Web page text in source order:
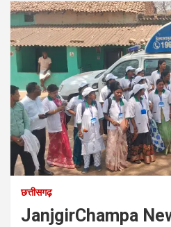
छत्तीसगढ़
JanjgirChampa